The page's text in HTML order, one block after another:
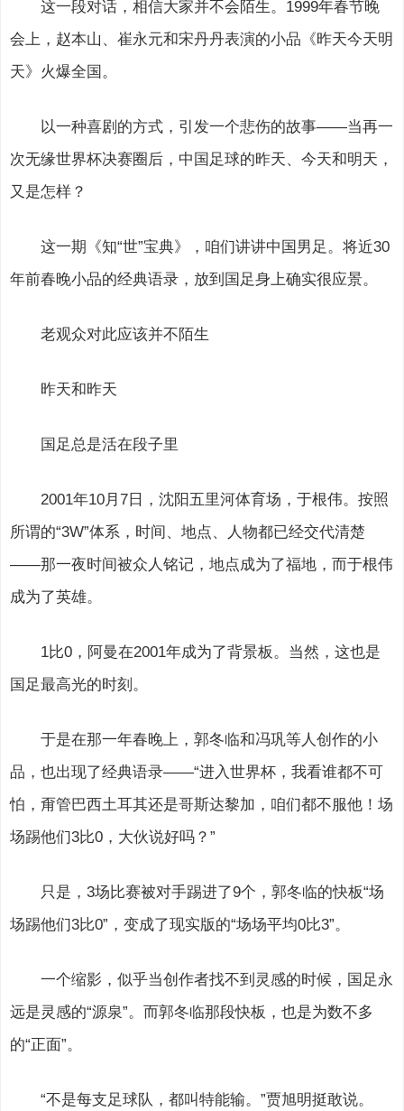
这一段对话，相信大家并不会陌生。1999年春节晚
会上，赵本山、崔永元和宋丹丹表演的小品《昨天今天明
天》火爆全国。
以一种喜剧的方式，引发一个悲伤的故事——当再一
次无缘世界杯决赛圈后，中国足球的昨天、今天和明天，
又是怎样？
这一期《知“世”宝典》，咱们讲讲中国男足。将近30
年前春晚小品的经典语录，放到国足身上确实很应景。
老观众对此应该并不陌生
昨天和昨天
国足总是活在段子里
2001年10月7日，沈阳五里河体育场，于根伟。按照
所谓的“3W”体系，时间、地点、人物都已经交代清楚
——那一夜时间被众人铭记，地点成为了福地，而于根伟
成为了英雄。
1比0，阿曼在2001年成为了背景板。当然，这也是
国足最高光的时刻。
于是在那一年春晚上，郭冬临和冯巩等人创作的小
品，也出现了经典语录——“进入世界杯，我看谁都不可
怕，甭管巴西土耳其还是哥斯达黎加，咱们都不服他！场
场踢他们3比0，大伙说好吗？”
只是，3场比赛被对手踢进了9个，郭冬临的快板“场
场踢他们3比0”，变成了现实版的“场场平均0比3”。
一个缩影，似乎当创作者找不到灵感的时候，国足永
远是灵感的“源泉”。而郭冬临那段快板，也是为数不多
的“正面”。
“不是每支足球队，都叫特能输。”贾旭明挺敢说。